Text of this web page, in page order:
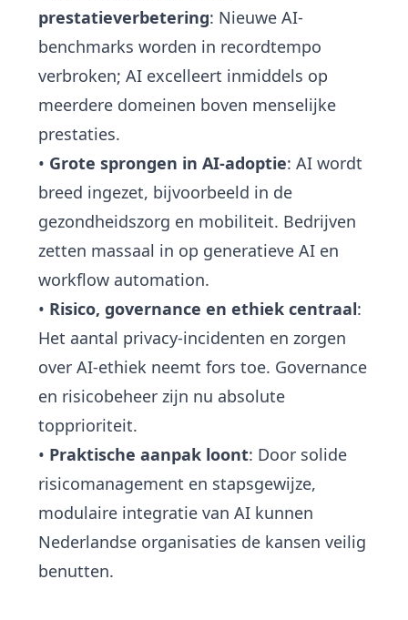
prestatieverbetering: Nieuwe AI-
benchmarks worden in recordtempo
verbroken; AI excelleert inmiddels op
meerdere domeinen boven menselijke
prestaties.
• Grote sprongen in AI-adoptie: AI wordt
breed ingezet, bijvoorbeeld in de
gezondheidszorg en mobiliteit. Bedrijven
zetten massaal in op generatieve AI en
workflow automation.
• Risico, governance en ethiek centraal:
Het aantal privacy-incidenten en zorgen
over AI-ethiek neemt fors toe. Governance
en risicobeheer zijn nu absolute
topprioriteit.
• Praktische aanpak loont: Door solide
risicomanagement en stapsgewijze,
modulaire integratie van AI kunnen
Nederlandse organisaties de kansen veilig
benutten.